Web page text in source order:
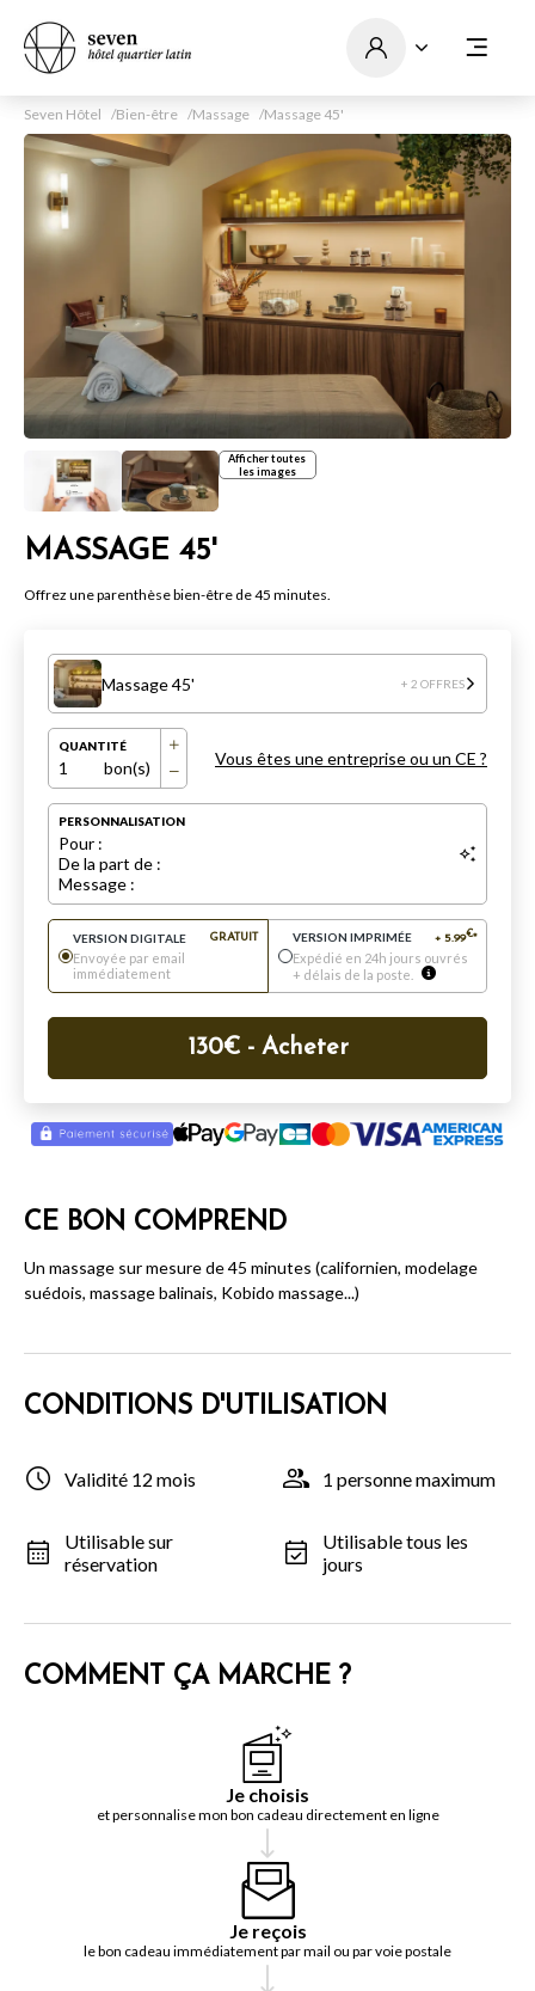
Seven Hôtel Bien-être Massage Massage 45'
Afficher toutes
les images
MASSAGE 45'
Offrez une parenthèse bien-être de 45 minutes.
Massage 45' + 2 OFFRES
QUANTITÉ
1 bon(s) Vous êtes une entreprise ou un CE ?
PERSONNALISATION
Pour :
De la part de :
Message :
VERSION DIGITALE GRATUIT
Envoyée par email
immédiatement
VERSION IMPRIMÉE + 5.99€*
Expédié en 24h jours ouvrés
+ délais de la poste.
130€- Acheter
CE BON COMPREND
Un massage sur mesure de 45 minutes (californien, modelage
suédois, massage balinais, Kobido massage...)
CONDITIONS D'UTILISATION
Validité 12 mois 1 personne maximum
Utilisable sur
réservation
Utilisable tous les
jours
COMMENT ÇA MARCHE ?
Je choisis
et personnalise mon bon cadeau directement en ligne
Je reçois
le bon cadeau immédiatement par mail ou par voie postale